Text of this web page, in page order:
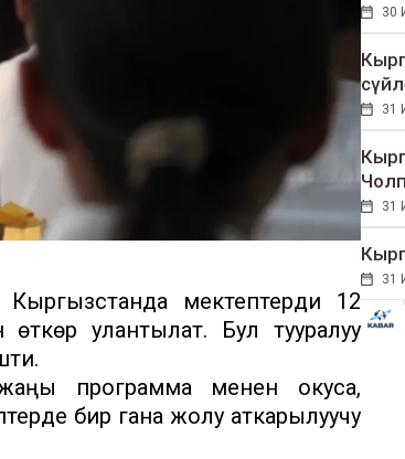
мектептерди 12
улантылат. Бул тууралуу
программа менен окуса,
бир гана жолу аткарылуучу
30
31
31
31